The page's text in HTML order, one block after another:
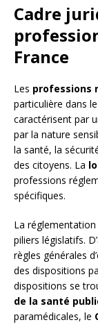
Cadre
France
Les professions
particulière dans
caractérisent par
par la nature
la santé, la
des citoyens. La
professions
spécifiques.
La
piliers législatifs.
règles générales
des dispositions
dispositions se
de la santé
paramédicales, le